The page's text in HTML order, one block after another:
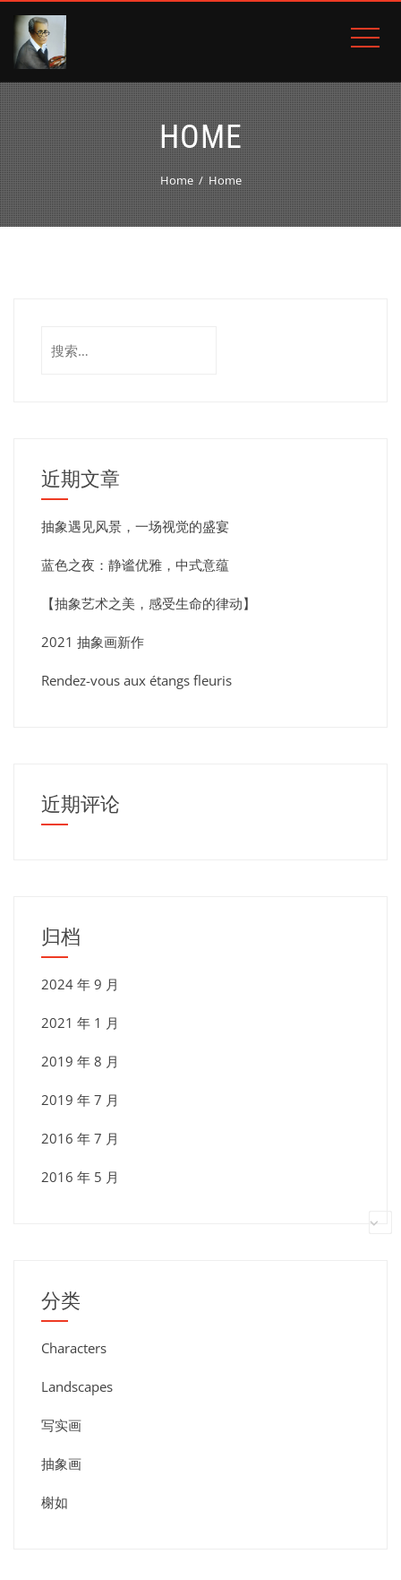
HOME
Home Home
近期文章
抽象遇见风景，一场视觉的盛宴
蓝色之夜：静谧优雅，中式意蕴
【抽象艺术之美，感受生命的律动】
2021 抽象画新作
Rendez-vous aux étangs fleuris
近期评论
归档
2024 年 9 月
2021 年 1 月
2019 年 8 月
2019 年 7 月
2016 年 7 月
2016 年 5 月
分类
Characters
Landscapes
写实画
抽象画
榭如